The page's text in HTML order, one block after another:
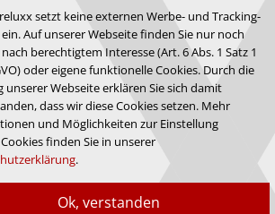
Ok, verstanden
setzt keine externen Werbe- und Tracking-
Auf unserer Webseite finden Sie nur noch
berechtigtem Interesse (Art. 6 Abs. 1 Satz 1
oder eigene funktionelle Cookies. Durch die
unserer Webseite erklären Sie sich damit
dass wir diese Cookies setzen. Mehr
und Möglichkeiten zur Einstellung
finden Sie in unserer
.
2026 Hardwareluxx Media GmbH